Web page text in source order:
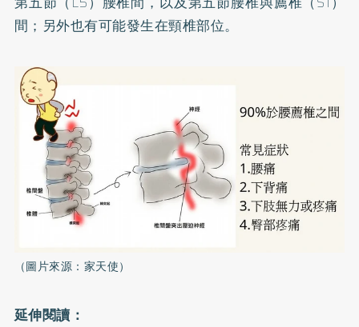
間；另外也有可能發生在頸椎部位。
（圖片來源：家天使）
延伸閱讀：